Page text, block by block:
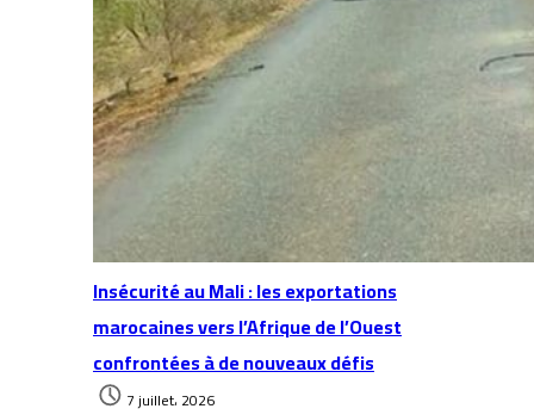
Insécurité au Mali : les exportations
marocaines vers l’Afrique de l’Ouest
confrontées à de nouveaux défis
7 juillet، 2026